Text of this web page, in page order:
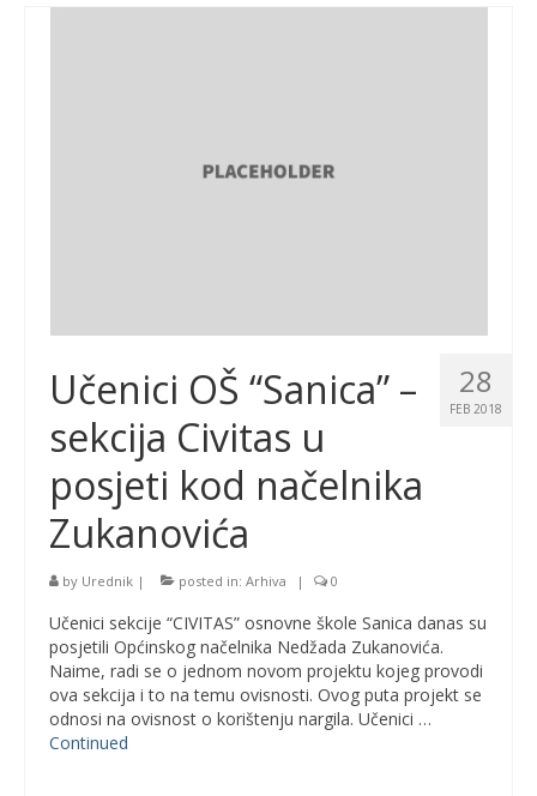
28
FEB 2018
Učenici OŠ “Sanica” –
sekcija Civitas u
posjeti kod načelnika
Zukanovića
by Urednik | posted in: Arhiva | 0
Učenici sekcije “CIVITAS” osnovne škole Sanica danas su
posjetili Općinskog načelnika Nedžada Zukanovića.
Naime, radi se o jednom novom projektu kojeg provodi
ova sekcija i to na temu ovisnosti. Ovog puta projekt se
odnosi na ovisnost o korištenju nargila. Učenici …
Continued